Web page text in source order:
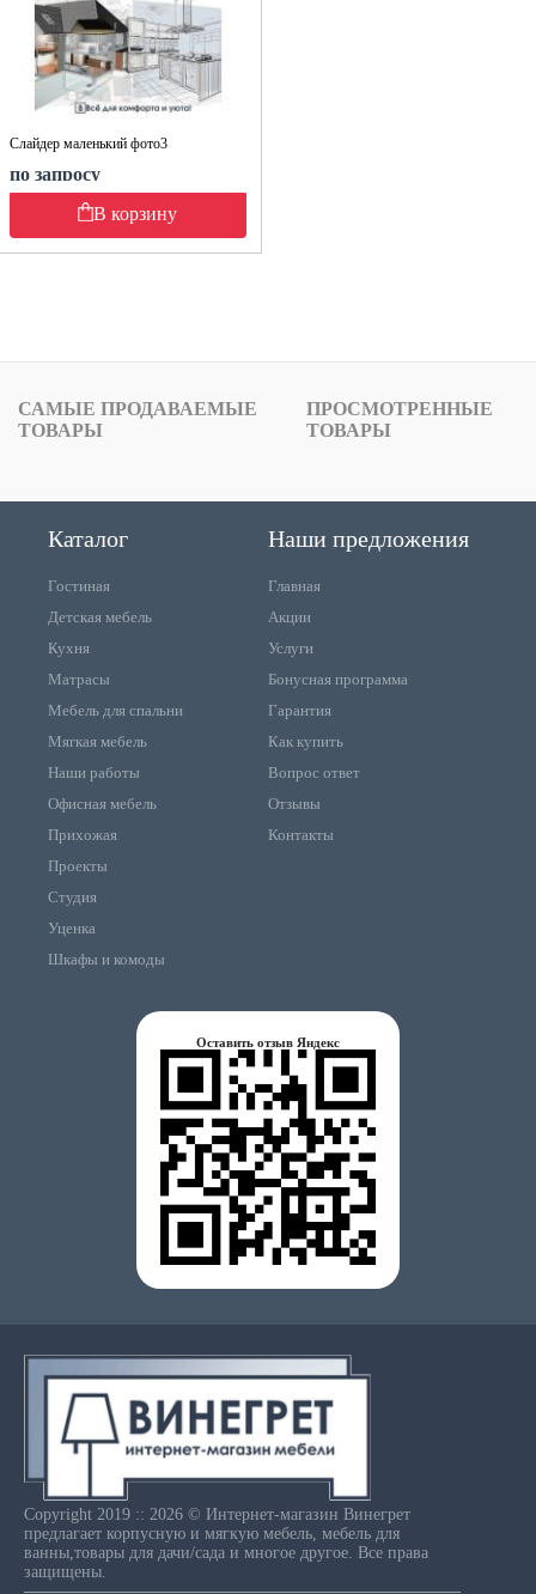
Слайдер маленький фото3
по запросу
В корзину
САМЫЕ ПРОДАВАЕМЫЕ
ТОВАРЫ
ПРОСМОТРЕННЫЕ
ТОВАРЫ
Каталог
Гостиная
Детская мебель
Кухня
Матрасы
Мебель для спальни
Мягкая мебель
Наши работы
Офисная мебель
Прихожая
Проекты
Студия
Уценка
Шкафы и комоды
Наши предложения
Главная
Акции
Услуги
Бонусная программа
Гарантия
Как купить
Вопрос ответ
Отзывы
Контакты
Оставить отзыв Яндекс
Copyright 2019 :: 2026 © Интернет-магазин Винегрет
предлагает корпусную и мягкую мебель, мебель для
ванны,товары для дачи/сада и многое другое. Все права
защищены.